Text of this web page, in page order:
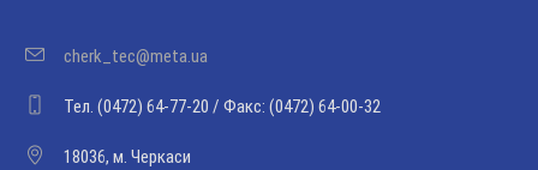
cherk_tec@meta.ua
Тел. (0472) 64-77-20 / Факс: (0472) 64-00-32
18036, м. Черкаси